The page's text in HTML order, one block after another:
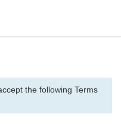
the following Terms